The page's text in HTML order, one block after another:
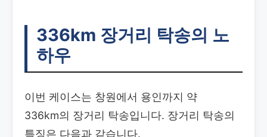
336km 장거리 탁송의 노
하우
이번 케이스는 창원에서 용인까지 약
336km의 장거리 탁송입니다. 장거리 탁송의
특징은 다음과 같습니다.